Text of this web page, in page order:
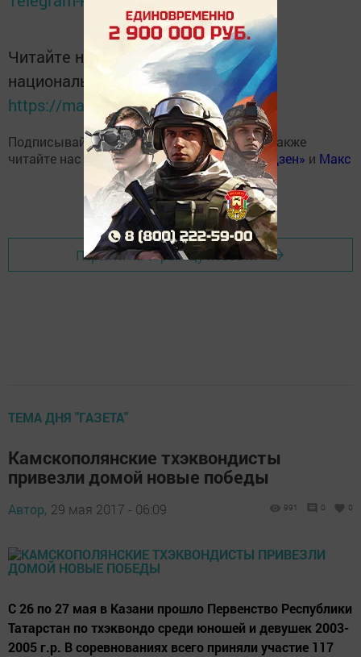
Читайте новости Татарстана в
национальном мессенджере MАХ:
https://max.ru/tatmedia
Подписывайтесь на нашTelegram-канал, а также
читайте нас
Вконтакте,Одноклассниках,«Дзен» и Макс
Перейти на страницу новости
ТЕМА ДНЯ "ГАЗЕТА"
Камскополянские тхэквондисты
привезли домой новые победы
Автор, 29 мая 2017 - 06:09 991 0 0
С 26 по 27 мая в Казани прошло Первенство Республики
Татарстан по тхэквондо среди юношей и девушек 2003-
2005 г.р. В соревнованиях всего приняли участие 117